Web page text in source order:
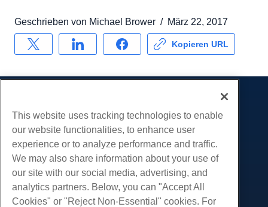
Geschrieben von Michael Brower / März 22, 2017
Kopieren URL
Business Hosting
Reseller Hosting
White Label Reseller
Verwaltete Linux. VPS
Nicht verwaltete Linux VPS
Dienstleistungen
Website-Migrationen
Gemeinschaft
Produktdokumentation
Tutorials
Blog
Unternehmen
Über uns
Legal
This website uses tracking technologies to enable
our website functionalities, to enhance user
experience or to analyze performance and traffic.
We may also share information about your use of
our site with our social media, advertising, and
analytics partners. Below, you can "Accept All
Cookies" or "Reject Non-Essential" cookies. For